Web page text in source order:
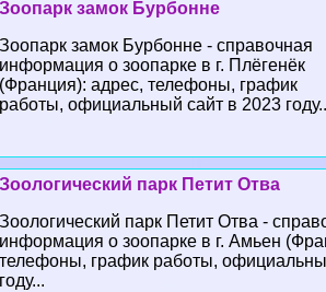
Зоопарк замок Бурбонне
Зоопарк замок Бурбонне - справочная
информация о зоопарке в г. Плёгенёк
(Франция): адрес, телефоны, график
работы, официальный сайт в 2023
Зоологический парк Петит Отва
Зоологический парк Петит Отва -
информация о зоопарке в г. Амьен
телефоны, график работы,
году...